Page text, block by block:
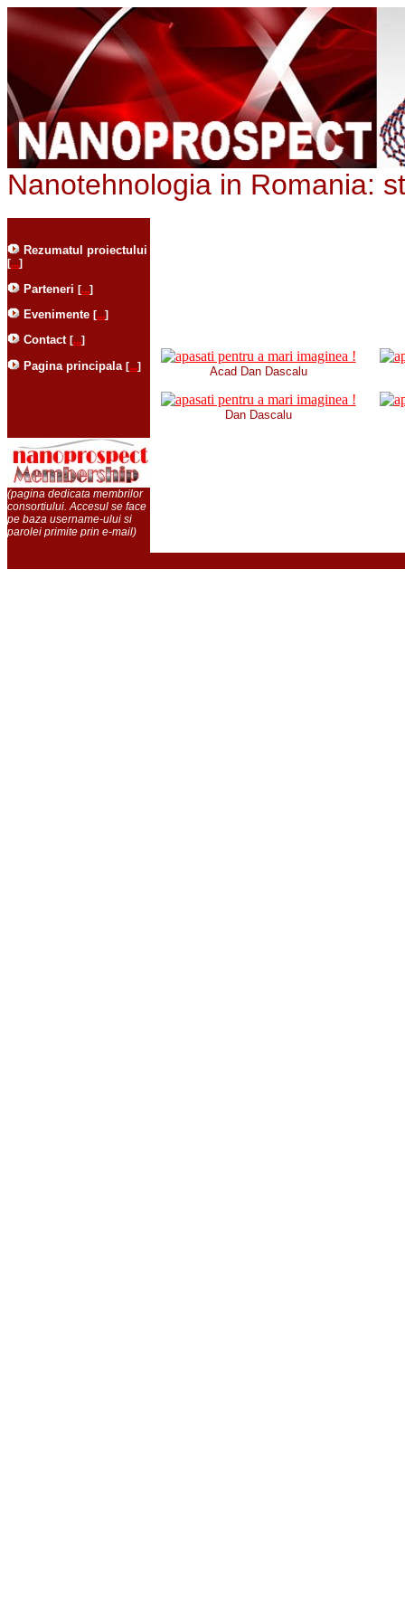
Nanotehnologia in Romania:
Rezumatul proiectului
[...]
Parteneri [...]
Evenimente [...]
Contact [...]
Pagina principala [...]
(pagina dedicata membrilor
consortiului. Accesul se face
pe baza username-ului si
parolei primite prin e-mail)
Acad Dan Dascalu
Dan Dascalu